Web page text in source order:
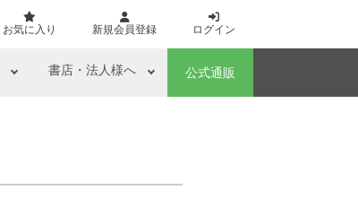
お気に入り 新規会員登録 ログイン
書店・法人様へ 公式通販